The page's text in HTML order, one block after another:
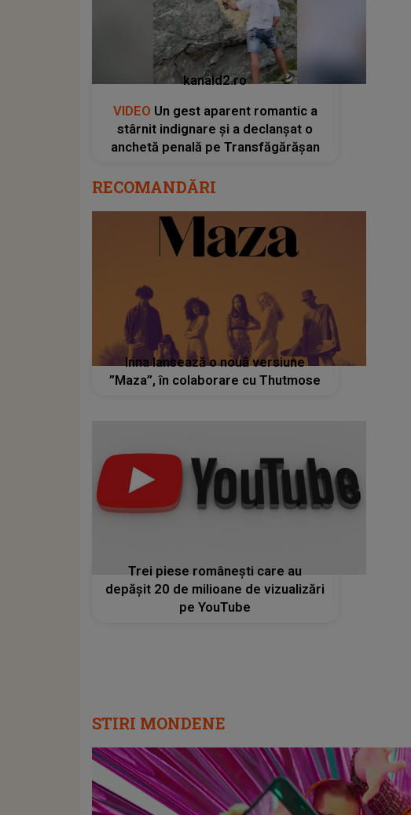
kanald2.ro
VIDEO Un gest aparent romantic a
stârnit indignare și a declanșat o
anchetă penală pe Transfăgărășan
RECOMANDĂRI
Inna lansează o nouă versiune
”Maza”, în colaborare cu Thutmose
Trei piese românești care au
depășit 20 de milioane de vizualizări
pe YouTube
STIRI MONDENE